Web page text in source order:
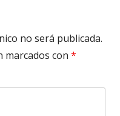
no será publicada.
marcados con *